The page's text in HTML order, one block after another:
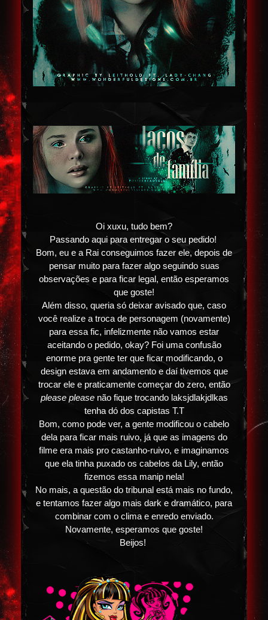
Oi xuxu, tudo bem?
Passando aqui para entregar o seu pedido!
Bom, eu e a Rai conseguimos fazer ele, depois de
pensar muito para fazer algo seguindo suas
observações e para ficar legal, então esperamos
que goste!
Além disso, queria só deixar avisado que, caso
você realize a troca de personagem (novamente)
para essa fic, infelizmente não vamos estar
aceitando o pedido, okay? Foi uma confusão
enorme pra gente ter que ficar modificando, o
design estava em andamento e daí tivemos que
trocar ele e praticamente começar do zero, então
please pleasenão fique trocando laksjdlakjdlkas
tenha dó dos capistas T.T
Bom, como pode ver, a gente modificou o cabelo
dela para ficar mais ruivo, já que as imagens do
filme era mais pro castanho-ruivo, e imaginamos
que ela tinha puxado os cabelos da Lily, então
fizemos essa manip nela!
No mais, a questão do tribunal está mais no fundo,
e tentamos fazer algo mais dark e dramático, para
combinar com o clima e enredo enviado.
Novamente, esperamos que goste!
Beijos!